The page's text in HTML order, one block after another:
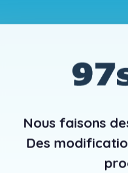
Nous faisons
Des